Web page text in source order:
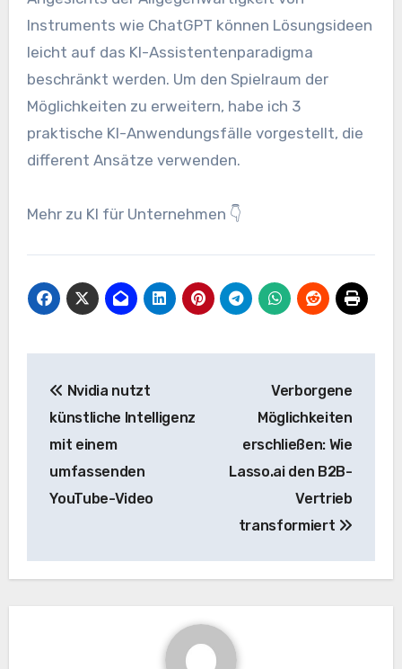
Instruments wie ChatGPT können Lösungsideen
leicht auf das KI-Assistentenparadigma
beschränkt werden. Um den Spielraum der
Möglichkeiten zu erweitern, habe ich 3
praktische KI-Anwendungsfälle vorgestellt, die
different Ansätze verwenden.
Mehr zu KI für Unternehmen 👇
Navigation
Nvidia nutzt
künstliche Intelligenz
mit einem
umfassenden
YouTube-Video
Verborgene
Möglichkeiten
erschließen: Wie
Lasso.ai den B2B-
Vertrieb
transformiert